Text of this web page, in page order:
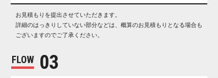
お見積もりを提出させていただきます。
詳細のはっきりしていない部分などは、概算のお見積もりとなる場合も
ございますのでご了承ください。
FLOW 0 3